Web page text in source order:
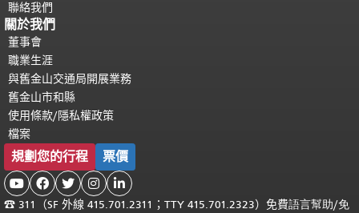
聯絡我們
關於我們
董事會
職業生涯
與舊金山交通局開展業務
舊金山市和縣
使用條款/隱私權政策
檔案
規劃您的行程 票價
    
☎ 311（SF 外線 415.701.2311；TTY 415.701.2323）免費語言幫助/免